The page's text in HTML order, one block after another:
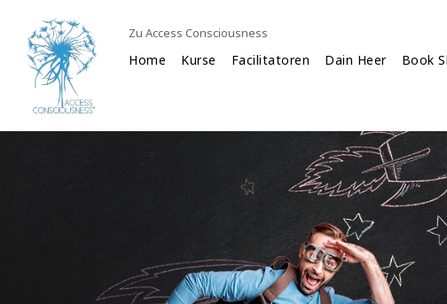
Zu Access Consciousness
Home Kurse Facilitatoren Dain Heer Book